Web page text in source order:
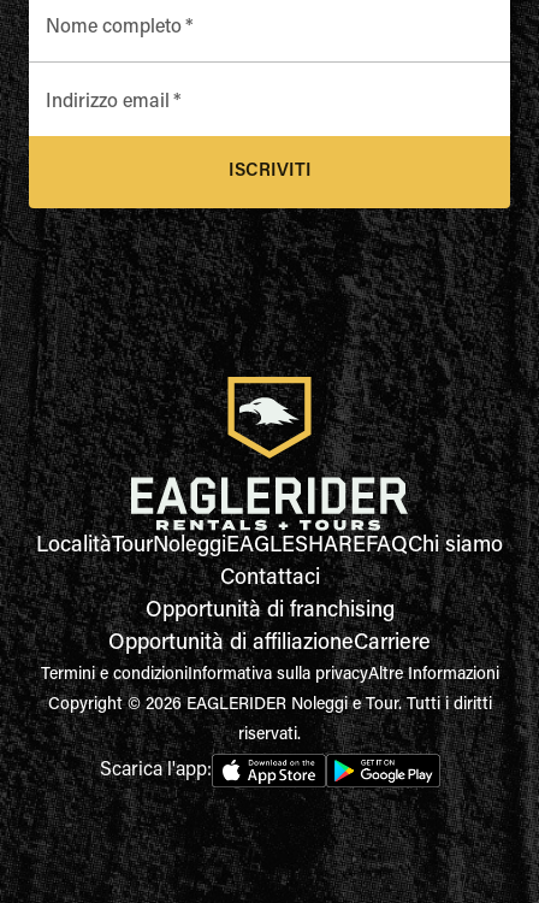
Nome completo*
Indirizzo email *
ISCRIVITI
LocalitàTourNoleggiEAGLESHAREFAQChi siamo
Contattaci
Opportunità di franchising
Opportunità di affiliazioneCarriere
Termini e condizioniInformativa sulla privacyAltre Informazioni
Copyright © 2026 EAGLERIDER Noleggi e Tour. Tutti i diritti
riservati.
Scarica l'app: